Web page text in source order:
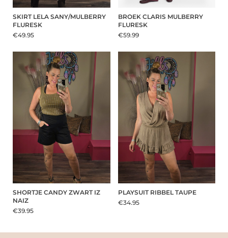
SKIRT LELA SANY/MULBERRY
FLURESK
€49.95
BROEK CLARIS MULBERRY
FLURESK
€59.99
SHORTJE CANDY ZWART IZ
NAIZ
€39.95
PLAYSUIT RIBBEL TAUPE
€34.95